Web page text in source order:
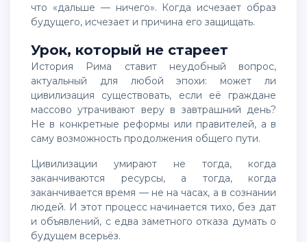
что «дальше — ничего». Когда исчезает образ
будущего, исчезает и причина его защищать.
Урок, который не стареет
История Рима ставит неудобный вопрос,
актуальный для любой эпохи: может ли
цивилизация существовать, если её граждане
массово утрачивают веру в завтрашний день?
Не в конкретные реформы или правителей, а в
саму возможность продолжения общего пути.
Цивилизации умирают не тогда, когда
заканчиваются ресурсы, а тогда, когда
заканчивается время — не на часах, а в сознании
людей. И этот процесс начинается тихо, без дат
и объявлений, с едва заметного отказа думать о
будущем всерьёз.